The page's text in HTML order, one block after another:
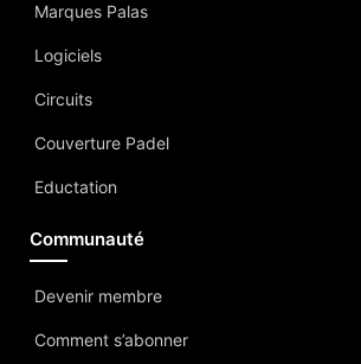
Marques Palas
Logiciels
Circuits
Couverture Padel
Eductation
Communauté
Devenir membre
Comment s’abonner